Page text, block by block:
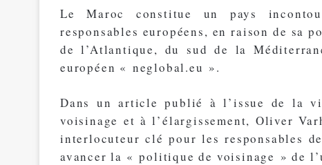
Le Maroc constitue un pays
responsables européens, en raison de sa
de l’Atlantique, du sud de la
européen « neglobal.eu ».
Dans un article publié à l’issue de la
voisinage et à l’élargissement, Oliver
interlocuteur clé pour les responsables
avancer la « politique de voisinage » de